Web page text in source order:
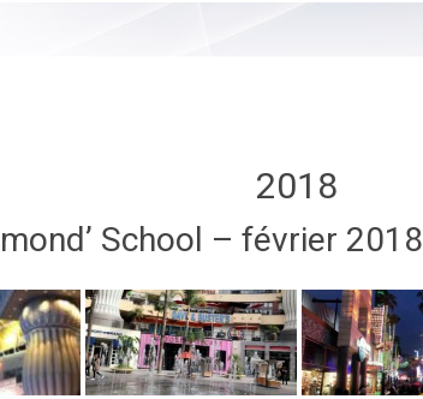
2018
School – février 2018